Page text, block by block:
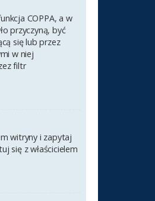
COPPA, a w
przyczyną, być
się lub przez
w niej
filtr
witryny i zapytaj
się z właścicielem